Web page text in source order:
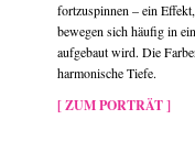
fortzuspinnen – ein
bewegen sich häufig in
aufgebaut wird. Die
harmonische Tiefe.
[ ZUM PORTRÄT ]